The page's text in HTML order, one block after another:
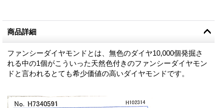
商品詳細
ファンシーダイヤモンドとは、無色のダイヤ10,000個発掘さ
れる中の1個がこういった天然色付きのファンシーダイヤモン
ドと言われるとても希少価値の高いダイヤモンドです。